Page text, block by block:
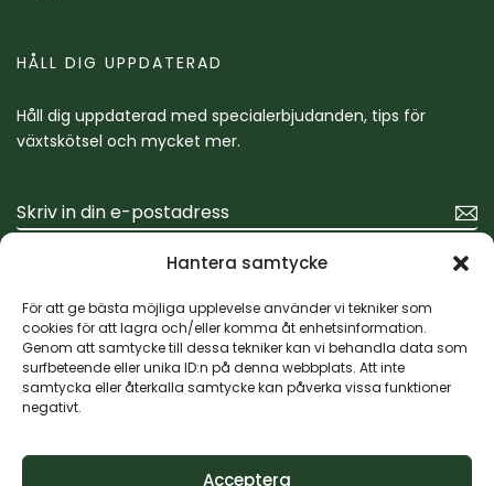
Hantera samtycke
För att ge bästa möjliga upplevelse använder vi tekniker som
cookies för att lagra och/eller komma åt enhetsinformation.
Genom att samtycke till dessa tekniker kan vi behandla data som
surfbeteende eller unika ID:n på denna webbplats. Att inte
samtycka eller återkalla samtycke kan påverka vissa funktioner
negativt.
Acceptera
HÅLL DIG UPPDATERAD
Håll dig uppdaterad med specialerbjudanden, tips för
växtskötsel och mycket mer.